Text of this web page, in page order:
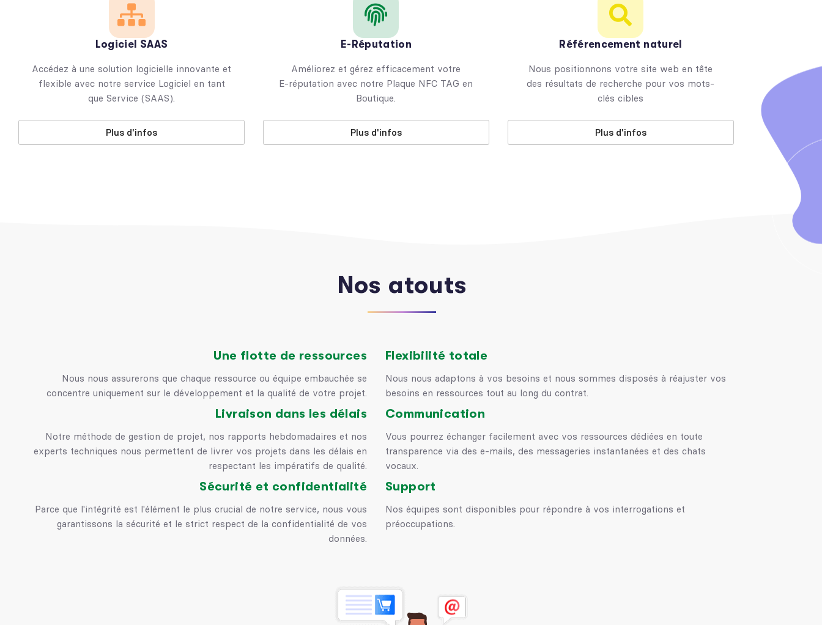
Logiciel SAAS
Accédez à une solution logicielle innovante et
flexible avec notre service Logiciel en tant
que Service (SAAS).
Plus d'infos
E-Réputation
Améliorez et gérez efficacement votre
E-réputation avec notre Plaque NFC TAG en
Boutique.
Plus d'infos
Référencement naturel
Nous positionnons votre site web en tête
des résultats de recherche pour vos mots-
clés cibles
Plus d'infos
Nos atouts
Une flotte de ressources
Nous nous assurerons que chaque ressource ou équipe embauchée se
concentre uniquement sur le développement et la qualité de votre projet.
Livraison dans les délais
Notre méthode de gestion de projet, nos rapports hebdomadaires et nos
experts techniques nous permettent de livrer vos projets dans les délais en
respectant les impératifs de qualité.
Sécurité et confidentialité
Parce que l'intégrité est l'élément le plus crucial de notre service, nous vous
garantissons la sécurité et le strict respect de la confidentialité de vos
données.
Flexibilité totale
Nous nous adaptons à vos besoins et nous sommes disposés à réajuster vos
besoins en ressources tout au long du contrat.
Communication
Vous pourrez échanger facilement avec vos ressources dédiées en toute
transparence via des e-mails, des messageries instantanées et des chats
vocaux.
Support
Nos équipes sont disponibles pour répondre à vos interrogations et
préoccupations.